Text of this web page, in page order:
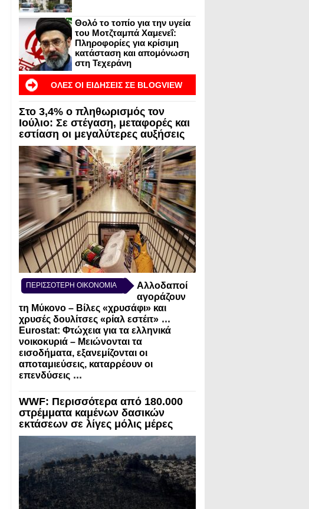
Θολό το τοπίο για την υγεία
του Μοτζταμπά Χαμενεΐ:
Πληροφορίες για κρίσιμη
κατάσταση και απομόνωση
στη Τεχεράνη
ΟΛΕΣ ΟΙ ΕΙΔΗΣΕΙΣ ΣΕ BLOGVIEW
Στο 3,4% ο πληθωρισμός τον
Ιούλιο: Σε στέγαση, μεταφορές και
εστίαση οι μεγαλύτερες αυξήσεις
ΠΕΡΙΣΣΟΤΕΡΗ ΟΙΚΟΝΟΜΙΑ
Αλλοδαποί
αγοράζουν
τη Μύκονο – Βίλες «χρυσάφι» και
χρυσές δουλίτσες «ρίαλ εστέιτ» ...
Eurostat: Φτώχεια για τα ελληνικά
νοικοκυριά – Μειώνονται τα
εισοδήματα, εξανεμίζονται οι
αποταμιεύσεις, καταρρέουν οι
επενδύσεις ...
WWF: Περισσότερα από 180.000
στρέμματα καμένων δασικών
εκτάσεων σε λίγες μόλις μέρες